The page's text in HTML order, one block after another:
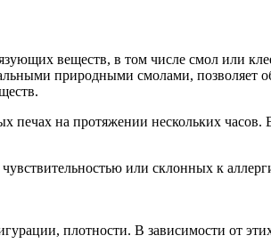
веществ, в том числе смол или
природными смолами, позволяет
печах на протяжении нескольких
или склонных к
плотности. В зависимости от